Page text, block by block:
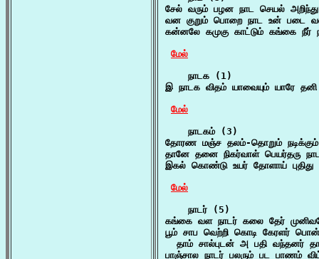
சேல் வரும் பழன நாட செயல்
வன குறும் பொறை நாட உன் படை
கன்னலே கமுகு காட்டும் கங்கை
மேல்
    நாடக (1)
இ நாடக விதம் யாவையும் யாரே தனி
மேல்
    நாடகம் (3)
தோரண மஞ்ச தலம்-தொறும்
தானே தனை நிகர்வாள் பெயர்தரு
இகல் கொண்டு உயர் தோளாய்
மேல்
    நாடர் (5)
கங்கை வள நாடர் கலை தேர்
பூம் சாப வெற்றி கொடி கேரளர்
தாம் சால்புடன் அ பதி வந்தனர்
பாஞ்சால நாடர் பலரும் பட பாணம்